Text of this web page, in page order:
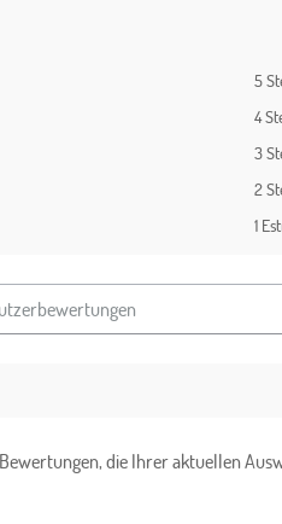
5
4
3
2
1
die Ihrer aktuellen